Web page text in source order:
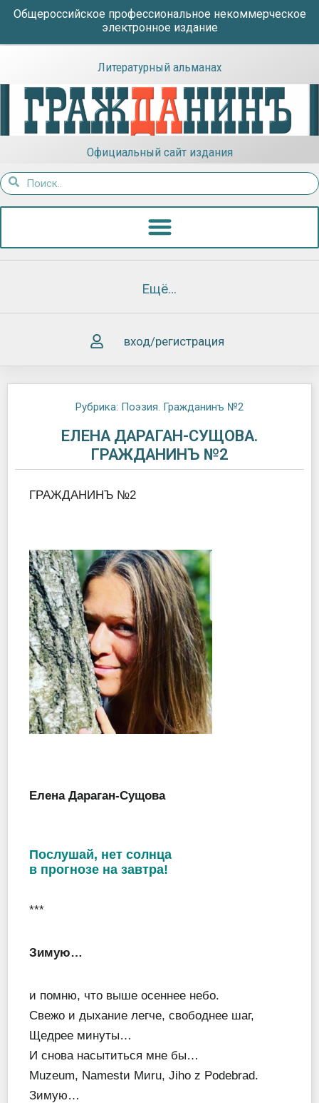
Общероссийское профессиональное некоммерческое
электронное издание
Литературный альманах
Официальный сайт издания
Ещё…
вход/регистрация
Рубрика: Поэзия. Гражданинъ №2
ЕЛЕНА ДАРАГАН-СУЩОВА.
ГРАЖДАНИНЪ №2
ГРАЖДАНИНЪ №2
Елена Дараган-Сущова
Послушай, нет солнца
в прогнозе на завтра!
***
Зимую…
и помню, что выше осеннее небо.
Свежо и дыхание легче, свободнее шаг,
Щедрее минуты…
И снова насытиться мне бы…
Muzeum, Nаmеstи Mиru, Jiho z Podеbrad.
Зимую…